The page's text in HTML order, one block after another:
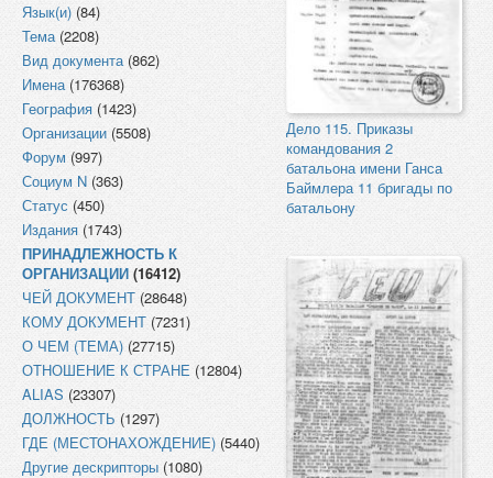
Язык(и) (84)
Тема(2208)
Вид документа(862)
Имена(176368)
География (1423)
Организации (5508)
Форум (997)
Социум N (363)
Статус (450)
Издания (1743)
ПРИНАДЛЕЖНОСТЬ К
ОРГАНИЗАЦИИ (16412)
ЧЕЙ ДОКУМЕНТ (28648)
КОМУ ДОКУМЕНТ (7231)
О ЧЕМ (ТЕМА) (27715)
ОТНОШЕНИЕ К СТРАНЕ (12804)
ALIAS (23307)
ДОЛЖНОСТЬ (1297)
ГДЕ (МЕСТОНАХОЖДЕНИЕ) (5440)
Другие дескрипторы (1080)
Дело 115. Приказы
командования 2
батальона имени Ганса
Баймлера 11 бригады по
батальону